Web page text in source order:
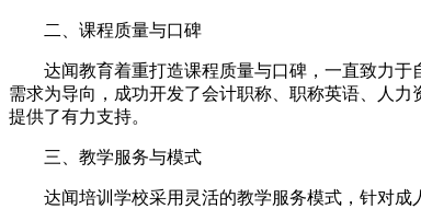
二、课程质量与口碑
达闻教育着重打造课程质量与口碑，一直致力于
需求为导向，成功开发了会计职称、职称英语、人
提供了有力支持。
三、教学服务与模式
达闻培训学校采用灵活的教学服务模式，针对成人